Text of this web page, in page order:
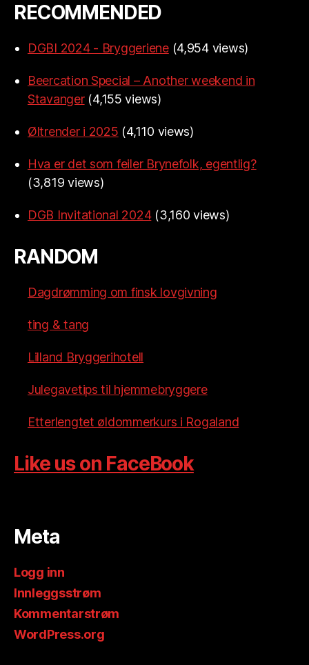
RECOMMENDED
DGBI 2024 - Bryggeriene (4,954 views)
Beercation Special – Another weekend in
Stavanger (4,155 views)
Øltrender i 2025 (4,110 views)
Hva er det som feiler Brynefolk, egentlig?
(3,819 views)
DGB Invitational 2024 (3,160 views)
RANDOM
Dagdrømming om finsk lovgivning
ting & tang
Lilland Bryggerihotell
Julegavetips til hjemmebryggere
Etterlengtet øldommerkurs i Rogaland
Like us on FaceBook
Meta
Logg inn
Innleggsstrøm
Kommentarstrøm
WordPress.org